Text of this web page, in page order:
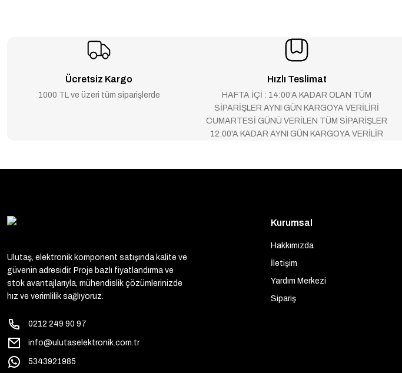
Ücretsiz Kargo
1000 TL ve üzeri tüm siparişlerde
Hızlı Teslimat
HAFTA İÇİ : 14:00’A KADAR OLAN TÜM
SİPARİŞLER AYNI GÜN KARGOYA VERİLİRİ
CUMARTESİ GÜNÜ VERİLEN TÜM SİPARİŞLER
12:00'A KADAR AYNI GÜN KARGOYA VERİLİR
Ulutaş, elektronik komponent satışında kalite ve
güvenin adresidir. Proje bazlı fiyatlandırma ve
stok avantajlarıyla, mühendislik çözümlerinizde
hız ve verimlilik sağlıyoruz.
0212 249 90 97
info@ulutaselektronik.com.tr
5343921985
Kurumsal
Hakkımızda
İletişim
Yardım Merkezi
Sipariş